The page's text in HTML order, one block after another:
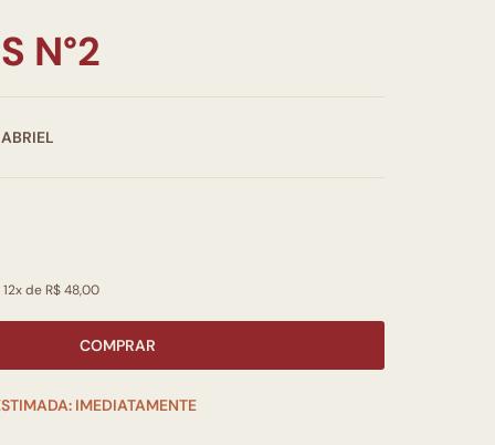
N°2
de R$ 48,00
COMPRAR
IMEDIATAMENTE